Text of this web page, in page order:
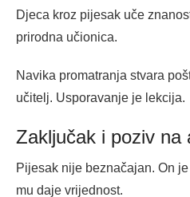
Djeca kroz pijesak uče
prirodna učionica.
Navika promatranja stvara
učitelj. Usporavanje je lekcija.
Zaključak i poziv na
Pijesak nije beznačajan. On
mu daje vrijednost.